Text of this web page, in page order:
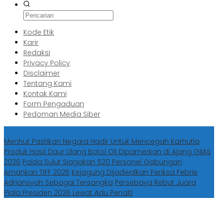
Kode Etik
Karir
Redaksi
Privacy Policy
Disclaimer
Tentang Kami
Kontak Kami
Form Pengaduan
Pedoman Media Siber
Menhut Pastikan Negara Hadir Untuk Mencegah Karhutla
Produk Hasil Daur Ulang Botol Oli Dipamerkan di Ajang GIIAS
2026 Polda Sulut Siagakan 520 Personel Gabungan
Amankan TIFF 2026 Kejagung Dijadwalkan Periksa Febrie
Adriansyah Sebagai Tersangka Persebaya Rebut Juara
Piala Presiden 2026 Lewat Adu Penalti